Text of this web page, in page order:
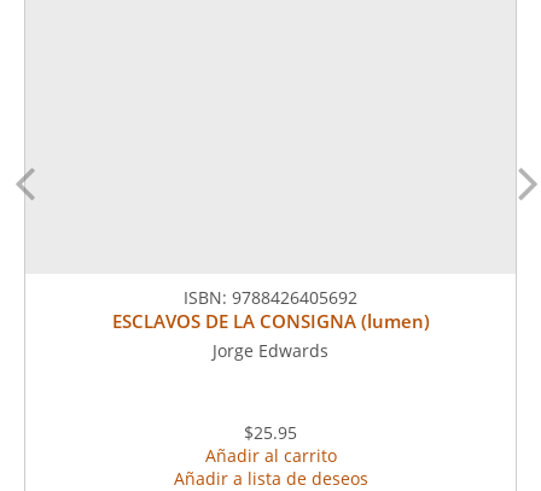
ISBN: 9788426405692
ESCLAVOS DE LA CONSIGNA (lumen)
Jorge Edwards
$25.95
Añadir al carrito
Añadir a lista de deseos